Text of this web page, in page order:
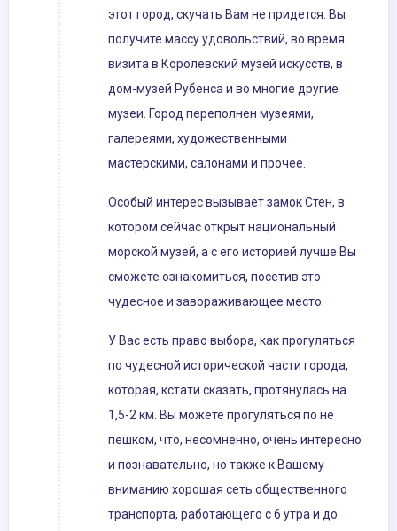
этот город, скучать Вам не придется. Вы
получите массу удовольствий, во время
визита в Королевский музей искусств, в
дом-музей Рубенса и во многие другие
музеи. Город переполнен музеями,
галереями, художественными
мастерскими, салонами и прочее.
Особый интерес вызывает замок Стен, в
котором сейчас открыт национальный
морской музей, а с его историей лучше Вы
сможете ознакомиться, посетив это
чудесное и завораживающее место.
У Вас есть право выбора, как прогуляться
по чудесной исторической части города,
которая, кстати сказать, протянулась на
1,5-2 км. Вы можете прогуляться по не
пешком, что, несомненно, очень интересно
и познавательно, но также к Вашему
вниманию хорошая сеть общественного
транспорта, работающего с 6 утра и до